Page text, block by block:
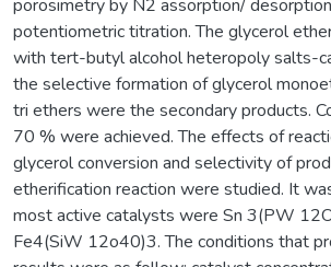
porosimetry by N2 assorption/
potentiometric titration. The glycerol
with tert-butyl alcohol heteropoly salts-
the selective formation of glycerol
tri ethers were the secondary products.
70 % were achieved. The effects of
glycerol conversion and selectivity of
etherification reaction were studied. It
most active catalysts were Sn 3(PW
Fe4(SiW 12o40)3. The conditions that